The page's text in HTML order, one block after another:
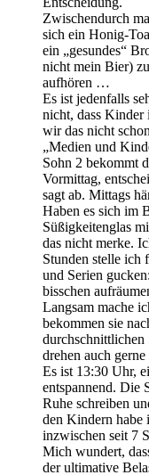
Zwischendurch
sich ein Honig-
ein „gesundes“
nicht mein Bier)
aufhören …
Es ist jedenfalls
nicht, dass Kinder
wir das nicht
„Medien und
Sohn 2 bekommt
Vormittag,
sagt ab. Mittags
Haben es sich im
Süßigkeitenglas
das nicht merke.
Stunden stelle ich
und Serien
bisschen
Langsam mache
bekommen sie
drehen auch
Es ist 13:30 Uhr,
entspannend. Die
Ruhe schreiben
den Kindern habe
inzwischen seit 7
Mich wundert,
der ultimative